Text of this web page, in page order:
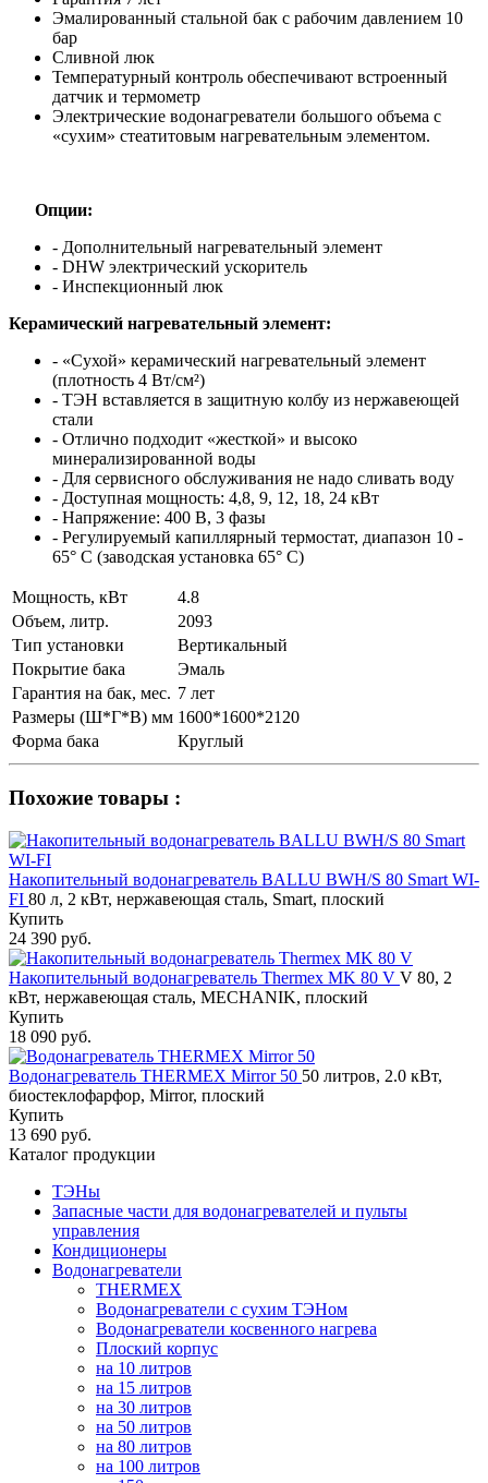
Эмалированный стальной бак с рабочим давлением 10
бар
Сливной люк
Температурный контроль обеспечивают встроенный
датчик и термометр
Электрические водонагреватели большого объема с
«сухим» стеатитовым нагревательным элементом.
Опции:
- Дополнительный нагревательный элемент
- DHW электрический ускоритель
- Инспекционный люк
Керамический нагревательный элемент:
- «Сухой» керамический нагревательный элемент
(плотность 4 Вт/см²)
- ТЭН вставляется в защитную колбу из нержавеющей
стали
- Отлично подходит «жесткой» и высоко
минерализированной воды
- Для сервисного обслуживания не надо сливать воду
- Доступная мощность: 4,8, 9, 12, 18, 24 кВт
- Напряжение: 400 В, 3 фазы
- Регулируемый капиллярный термостат, диапазон 10 -
65° C (заводская установка 65° C)
Мощность, кВт
4.8
Объем, литр.
2093
Тип установки
Вертикальный
Покрытие бака
Эмаль
Гарантия на бак, мес. 7 лет
Размеры (Ш*Г*В) мм 1600*1600*2120
Форма бака
Круглый
Похожие товары :
Накопительный водонагреватель BALLU BWH/S 80 Smart WI-
FI 80 л, 2 кВт, нержавеющая сталь, Smart, плоский
Купить
24 390 руб.
Накопительный водонагреватель Thermex MK 80 V V 80, 2
кВт, нержавеющая сталь, MECHANIK, плоский
Купить
18 090 руб.
Водонагреватель THERMEX Mirror 50 50 литров, 2.0 кВт,
биостеклофарфор, Mirror, плоский
Купить
13 690 руб.
Каталог продукции
ТЭНы
Запасные части для водонагревателей и пульты
управления
Кондиционеры
Водонагреватели
THERMEX
Водонагреватели с сухим ТЭНом
Водонагреватели косвенного нагрева
Плоский корпус
на 10 литров
на 15 литров
на 30 литров
на 50 литров
на 80 литров
на 100 литров